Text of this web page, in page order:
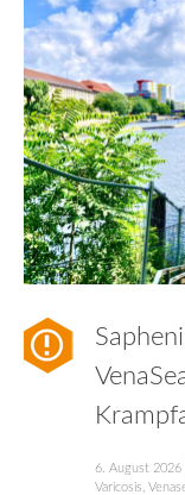
6. August 2026
Varicosis